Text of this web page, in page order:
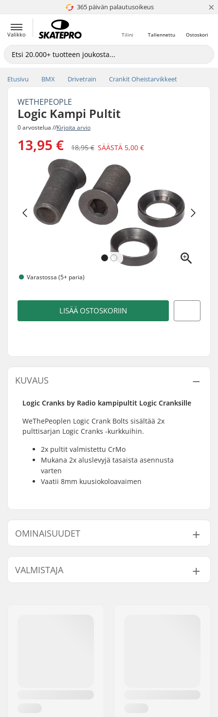
365 päivän palautusoikeus
4.8 / 5 ×
Valikko Ostoskori
Tallennettu
Tilini
Etusivu BMX Drivetrain Crankit Oheistarvikkeet
WETHEPEOPLE
Logic Kampi Pultit
0 arvostelua //Kirjoita arvio
13,95 € 18,95 € SÄÄSTÄ 5,00 €
Varastossa (5+ paria)
LISÄÄ OSTOSKORIIN
KUVAUS
Logic Cranks by Radio kampipultit Logic Cranksille
WeThePeoplen Logic Crank Bolts sisältää 2x
pulttisarjan Logic Cranks -kurkkuihin.
2x pultit valmistettu CrMo
Mukana 2x aluslevyjä tasaista asennusta
varten
Vaatii 8mm kuusiokoloavaimen
OMINAISUUDET
Paino: 66g
VALMISTAJA